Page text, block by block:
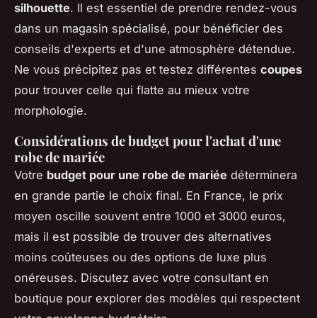
silhouette. Il est essentiel de prendre rendez-vous
dans un magasin spécialisé, pour bénéficier des
conseils d'experts et d'une atmosphère détendue.
Ne vous précipitez pas et testez différentes coupes
pour trouver celle qui flatte au mieux votre
morphologie.
Considérations de budget pour l'achat d'une
robe de mariée
Votre budget pour une robe de mariée déterminera
en grande partie le choix final. En France, le prix
moyen oscille souvent entre 1000 et 3000 euros,
mais il est possible de trouver des alternatives
moins coûteuses ou des options de luxe plus
onéreuses. Discutez avec votre consultant en
boutique pour explorer des modèles qui respectent